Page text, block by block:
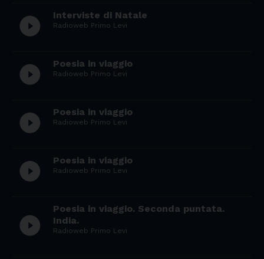
play_circle_filled Interviste di Natale
Radioweb Primo Levi
play_circle_filled Poesia in viaggio
Radioweb Primo Levi
play_circle_filled Poesia in viaggio
Radioweb Primo Levi
play_circle_filled Poesia in viaggio
Radioweb Primo Levi
play_circle_filled
Poesia in viaggio. Seconda puntata.
India.
Radioweb Primo Levi